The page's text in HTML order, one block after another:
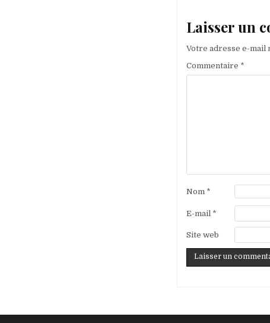
Laisser un
Votre adresse e-mail
Commentaire *
Nom *
E-mail *
Site web